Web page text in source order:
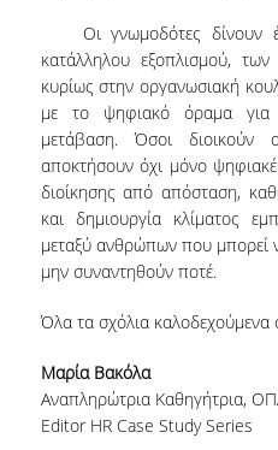
ΣΥΛΛΟΓΟΣ
HR STORIES
ΕΡΕΥΝΑ
ΕΡΓΑΣΤΗΡΙΟ ΔΑΔ
ΔΙΠΛΩΜΑΤΙΚΕΣ
ΠΡΟΣΩΠΙΚΟ
Οι γνωμοδότες δίνουν
κατάλληλου εξοπλισμού,
κυρίως στην οργανωσιακή
με το ψηφιακό όραμα για
μετάβαση. Όσοι
αποκτήσουν όχι μόνο
διοίκησης από απόσταση,
και δημιουργία κλίματος
μεταξύ ανθρώπων που μπορεί
μην συναντηθούν ποτέ.
Όλα τα σχόλια καλοδεχούμενα
Μαρία Βακόλα
Αναπληρώτρια Καθηγήτρια,
Editor HR Case Study Series